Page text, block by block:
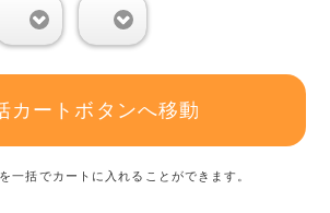
カートボタンへ移動
一括でカートに入れることができます。